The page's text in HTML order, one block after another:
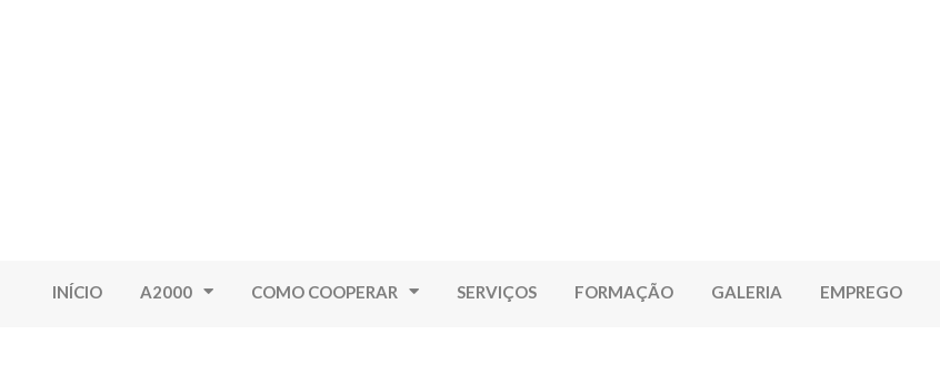
INÍCIO A2000 COMO COOPERAR SERVIÇOS FORMAÇÃO GALERIA EMPREGO